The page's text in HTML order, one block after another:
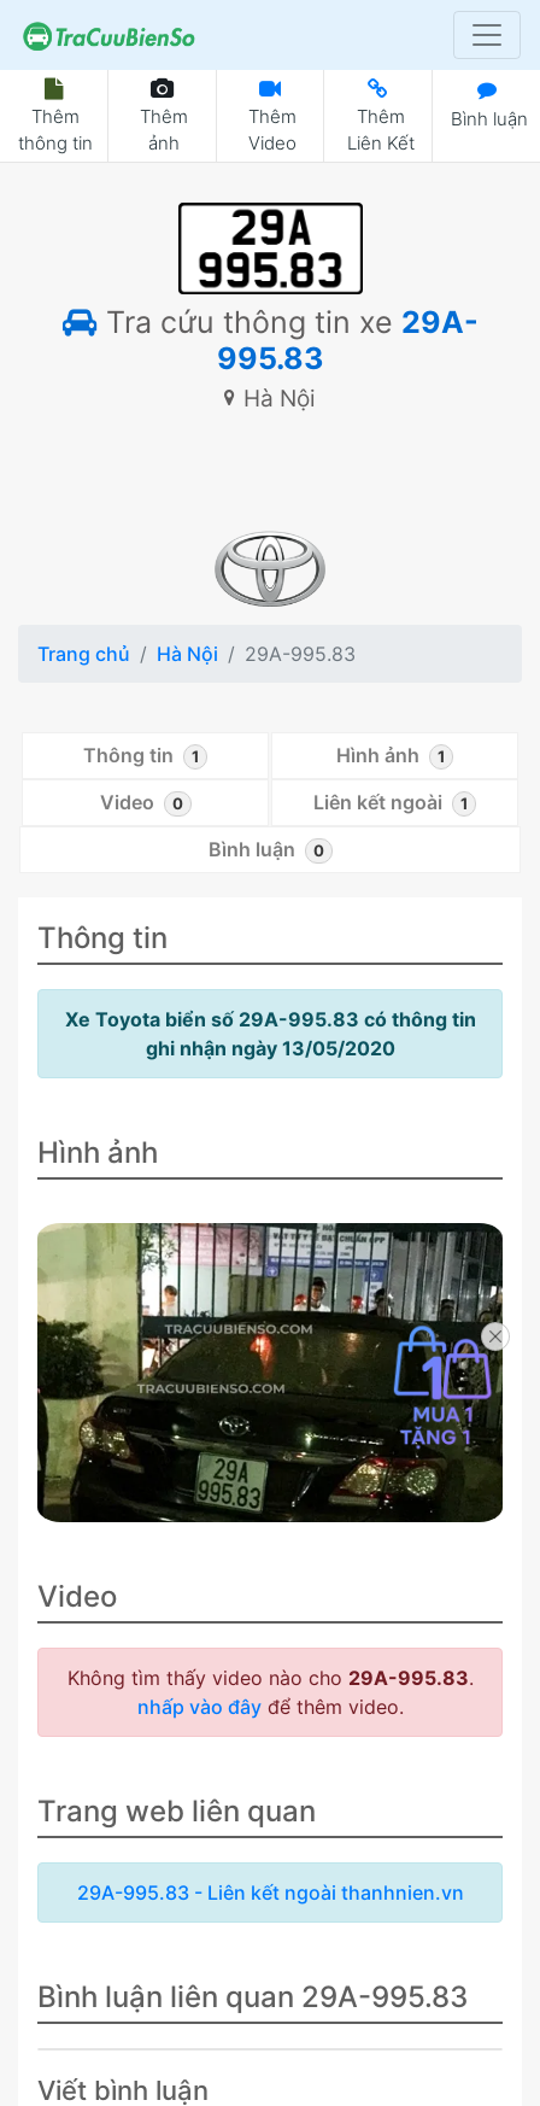
Thêm
thông tin
Thêm
ảnh
Thêm
Video
Thêm
Liên Kết
Bình luận
Tra cứu thông tin xe 29A-
995.83
Hà Nội
Trang chủ Hà Nội 29A-995.83
Thông tin 1 Hình ảnh 1
Video 0 Liên kết ngoài 1
Bình luận 0
Thông tin
Xe Toyota biển số 29A-995.83 có thông tin
ghi nhận ngày 13/05/2020
Hình ảnh
Video
Không tìm thấy video nào cho 29A-995.83.
nhấp vào đâyđể thêm video.
Trang web liên quan
29A-995.83 - Liên kết ngoài thanhnien.vn
Bình luận liên quan 29A-995.83
Viết bình luận